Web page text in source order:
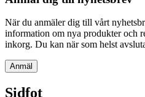
När du anmäler dig till vårt
information om nya produkter och
inkorg. Du kan när som helst
Anmäl
Sidfot